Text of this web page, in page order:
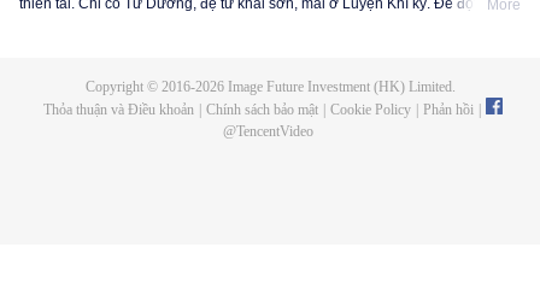
thiên tài. Chỉ có Từ Dương, đệ tử khai sơn, mãi ở Luyện Khí kỳ. Để đột phá,
Dương và bí mật xuyên tam giới Nhân-Ma-Tiên dần hé lộ. Nhất niệm thành
thần hay thành ma? Sinh tử thế giới nằm trong tay y!
More
Copyright © 2016-2026Image Future Investment (HK) Limited.
Thỏa thuận và Điều khoản
Chính sách bảo mật Cookie Policy Phản hồi
@TencentVideo